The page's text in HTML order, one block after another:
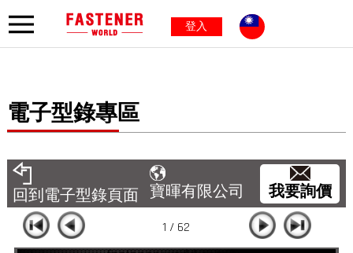
登入
電子型錄專區
回到電子型錄頁面 寶暉有限公司 我要詢價
1 / 62